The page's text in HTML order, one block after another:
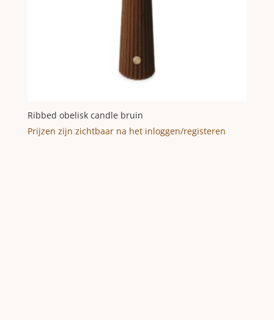
Ribbed obelisk candle bruin
Prijzen zijn zichtbaar na het inloggen/registeren